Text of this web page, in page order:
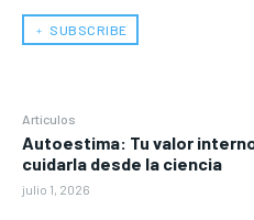
﹢ SUBSCRIBE
Artículos
Autoestima: Tu valor
cuidarla desde la ciencia
julio 1, 2026